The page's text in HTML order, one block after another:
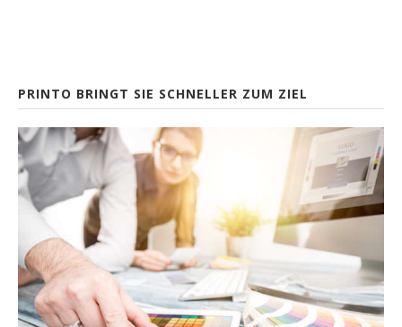
PRINTO BRINGT SIE SCHNELLER ZUM ZIEL